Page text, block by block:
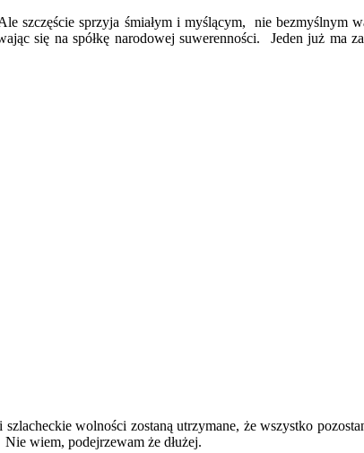
szczęście sprzyja śmiałym i myślącym, nie
się na spółkę narodowej suwerenności. Jeden już ma
wolności zostaną utrzymane, że wszystko
wiem, podejrzewam że dłużej.